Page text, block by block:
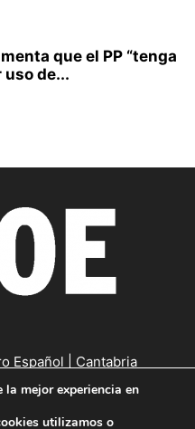
que el PP “tenga
uso de...
Español | Cantabria
psoe.es
mejor experiencia en
utilizamos o